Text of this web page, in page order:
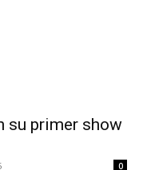
su primer show
0